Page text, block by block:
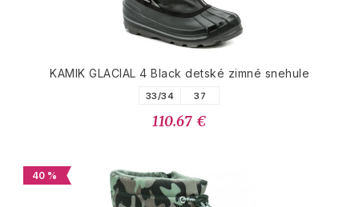
KAMIK GLACIAL 4 Black detské zimné snehule
33/34 37
110.67 €
40 %